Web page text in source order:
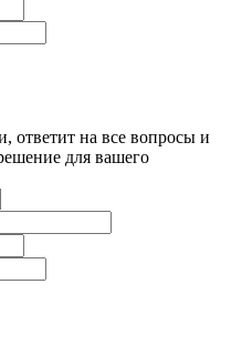
ответит на все вопросы и
для вашего